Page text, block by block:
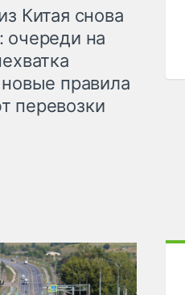
Китая снова
очереди на
правила
перевозки